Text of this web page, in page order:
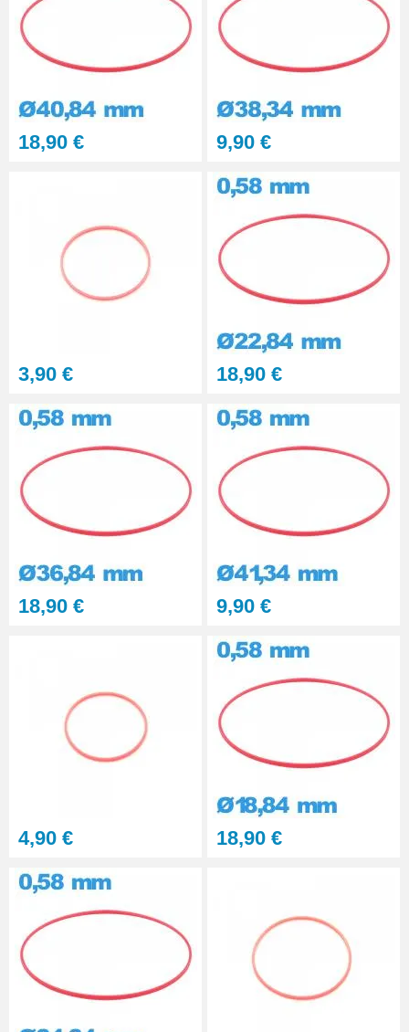
18,90 € 9,90 €
3,90 € 18,90 €
18,90 € 9,90 €
4,90 € 18,90 €